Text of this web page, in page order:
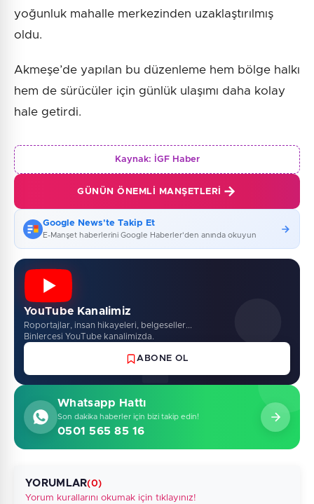
yoğunluk mahalle merkezinden uzaklaştırılmış
oldu.
Akmeşe’de yapılan bu düzenleme hem bölge halkı
hem de sürücüler için günlük ulaşımı daha kolay
hale getirdi.
Kaynak: İGF Haber
GÜNÜN ÖNEMLI MANŞETLERI
Google News'te Takip Et
E-Manşet haberlerini Google Haberler'den anında okuyun
YouTube Kanalimiz
Roportajlar, insan hikayeleri, belgeseller...
Binlercesi YouTube kanalimizda.
ABONE OL
Whatsapp Hattı
Son dakika haberler için bizi takip edin!
0501 565 85 16
YORUMLAR(0)
Yorum kurallarını okumak için tıklayınız!